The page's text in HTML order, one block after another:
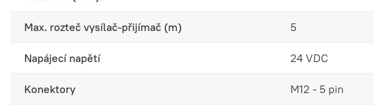
1330007 ReeR 1330007 Admiral AD 1201
ReeR 1330008 Admiral AD 1351
Max. rozteč vysílač-přijímač (m) 5
Napájecí napětí 24 VDC
Konektory M12 - 5 pin